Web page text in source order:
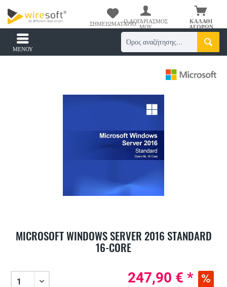
ΚΑΛΆΘΙ
ΑΓΟΡΏΝ
ΣΗΜΕΙΩΜΑΤΆΡΙΟΟ ΛΟΓΑΡΙΑΣΜΌΣ
ΜΟΥ
ΜΕΝΟΎ
MICROSOFT WINDOWS SERVER 2016 STANDARD
16-CORE
247,90 € *